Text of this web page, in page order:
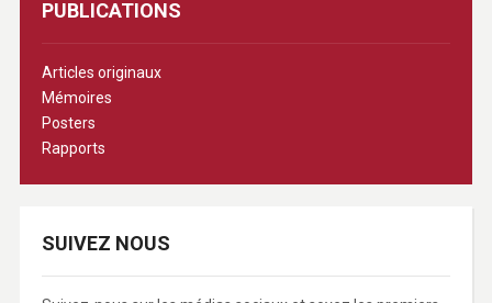
PUBLICATIONS
Articles originaux
Mémoires
Posters
Rapports
SUIVEZ NOUS